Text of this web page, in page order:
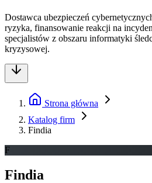
Dostawca ubezpieczeń
ryzyka, finansowanie reakcji na
specjalistów z obszaru informatyki
kryzysowej.
Strona główna
Katalog firm
Findia
F
Findia